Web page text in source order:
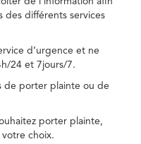
des différents services
d’urgence et ne
24 et 7jours/7.
de porter plainte ou de
porter plainte,
choix.